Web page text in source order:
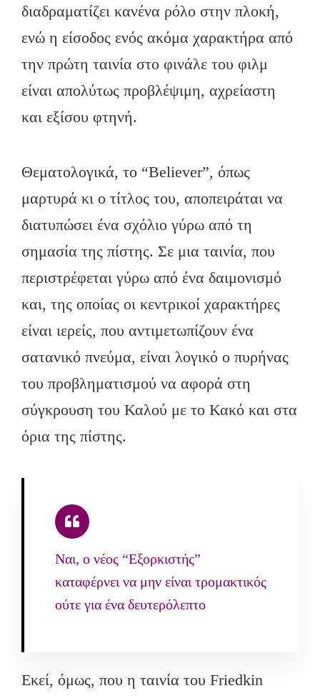
διαδραματίζει κανένα ρόλο στην πλοκή,
ενώ η είσοδος ενός ακόμα χαρακτήρα από
την πρώτη ταινία στο φινάλε του φιλμ
είναι απολύτως προβλέψιμη, αχρείαστη
και εξίσου φτηνή.
Θεματολογικά, το “Believer”, όπως
μαρτυρά κι ο τίτλος του, αποπειράται να
διατυπώσει ένα σχόλιο γύρω από τη
σημασία της πίστης. Σε μια ταινία, που
περιστρέφεται γύρω από ένα δαιμονισμό
και, της οποίας οι κεντρικοί χαρακτήρες
είναι ιερείς, που αντιμετωπίζουν ένα
σατανικό πνεύμα, είναι λογικό ο πυρήνας
του προβληματισμού να αφορά στη
σύγκρουση του Καλού με το Κακό και στα
όρια της πίστης.
Ναι, ο νέος “Εξορκιστής”
καταφέρνει να μην είναι τρομακτικός
ούτε για ένα δευτερόλεπτο
Εκεί, όμως, που η ταινία του Friedkin